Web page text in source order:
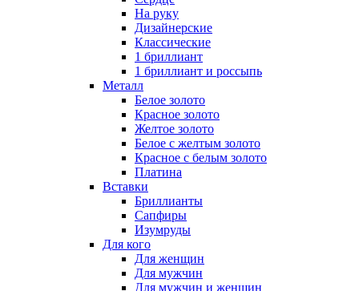
На руку
Дизайнерские
Классические
1 бриллиант
1 бриллиант и россыпь
Металл
Белое золото
Красное золото
Желтое золото
Белое с желтым золото
Красное с белым золото
Платина
Вставки
Бриллианты
Сапфиры
Изумруды
Для кого
Для женщин
Для мужчин
Для мужчин и женщин